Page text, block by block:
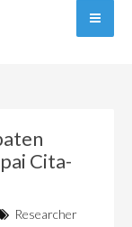
Cita-
Researcher